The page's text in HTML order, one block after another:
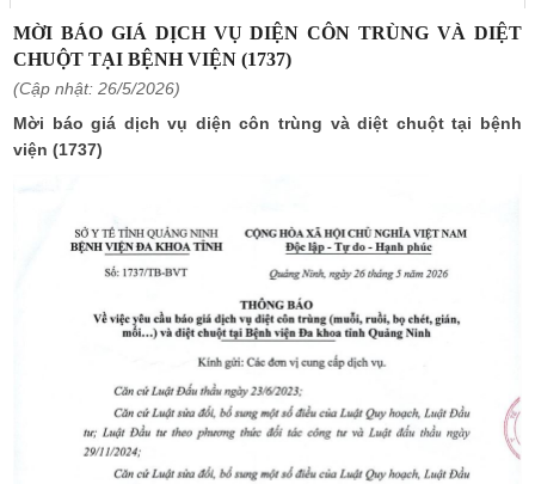
MỜI BÁO GIÁ DỊCH VỤ DIỆN CÔN TRÙNG VÀ DIỆT
CHUỘT TẠI BỆNH VIỆN (1737)
(Cập nhật: 26/5/2026)
Mời báo giá dịch vụ diện côn trùng và diệt chuột tại bệnh
viện (1737)